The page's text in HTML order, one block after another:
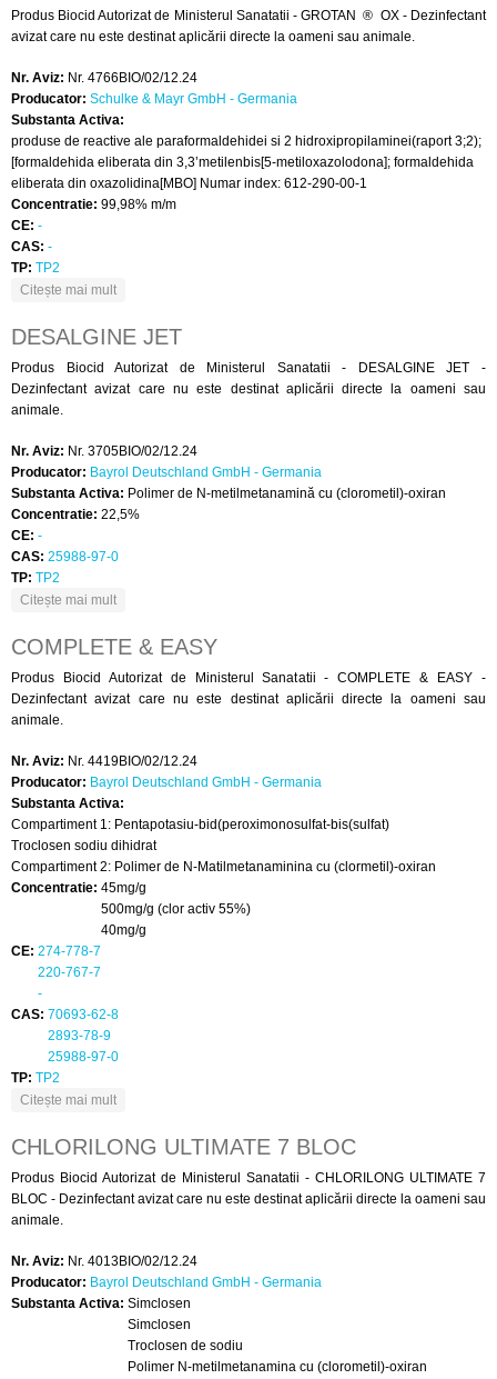
Produs Biocid Autorizat de Ministerul Sanatatii - GROTAN ® OX - Dezinfectant
avizat care nu este destinat aplicării directe la oameni sau animale.
Nr. Aviz: Nr. 4766BIO/02/12.24
Producator: Schulke & Mayr GmbH - Germania
Substanta Activa:
produse de reactive ale paraformaldehidei si 2 hidroxipropilaminei(raport 3;2);
[formaldehida eliberata din 3,3’metilenbis[5-metiloxazolodona]; formaldehida
eliberata din oxazolidina[MBO] Numar index: 612-290-00-1
Concentratie: 99,98% m/m
CE: -
CAS: -
TP: TP2
Citește mai mult
DESALGINE JET
Produs Biocid Autorizat de Ministerul Sanatatii - DESALGINE JET -
Dezinfectant avizat care nu este destinat aplicării directe la oameni sau
animale.
Nr. Aviz: Nr. 3705BIO/02/12.24
Producator: Bayrol Deutschland GmbH - Germania
Substanta Activa: Polimer de N-metilmetanamină cu (clorometil)-oxiran
Concentratie: 22,5%
CE: -
CAS: 25988-97-0
TP: TP2
Citește mai mult
COMPLETE & EASY
Produs Biocid Autorizat de Ministerul Sanatatii - COMPLETE & EASY -
Dezinfectant avizat care nu este destinat aplicării directe la oameni sau
animale.
Nr. Aviz: Nr. 4419BIO/02/12.24
Producator: Bayrol Deutschland GmbH - Germania
Substanta Activa:
Compartiment 1: Pentapotasiu-bid(peroximonosulfat-bis(sulfat)
Troclosen sodiu dihidrat
Compartiment 2: Polimer de N-Matilmetanaminina cu (clormetil)-oxiran
Concentratie: 45mg/g
500mg/g (clor activ 55%)
40mg/g
CE: 274-778-7
220-767-7
-
CAS: 70693-62-8
2893-78-9
25988-97-0
TP: TP2
Citește mai mult
CHLORILONG ULTIMATE 7 BLOC
Produs Biocid Autorizat de Ministerul Sanatatii - CHLORILONG ULTIMATE 7
BLOC - Dezinfectant avizat care nu este destinat aplicării directe la oameni sau
animale.
Nr. Aviz: Nr. 4013BIO/02/12.24
Producator: Bayrol Deutschland GmbH - Germania
Substanta Activa: Simclosen
Simclosen
Troclosen de sodiu
Polimer N-metilmetanamina cu (clorometil)-oxiran